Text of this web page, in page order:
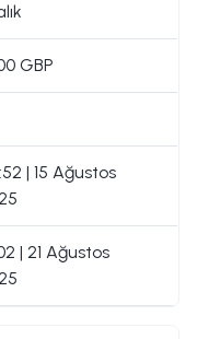
GBP
| 15 Ağustos
| 21 Ağustos